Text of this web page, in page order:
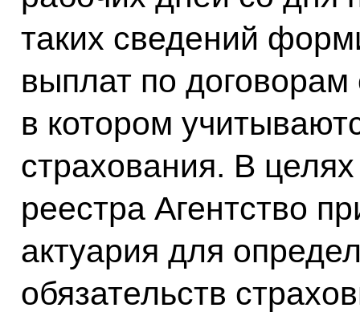
таких сведений
выплат по
в котором
страхования. В
реестра Агентство
актуария для
обязательств